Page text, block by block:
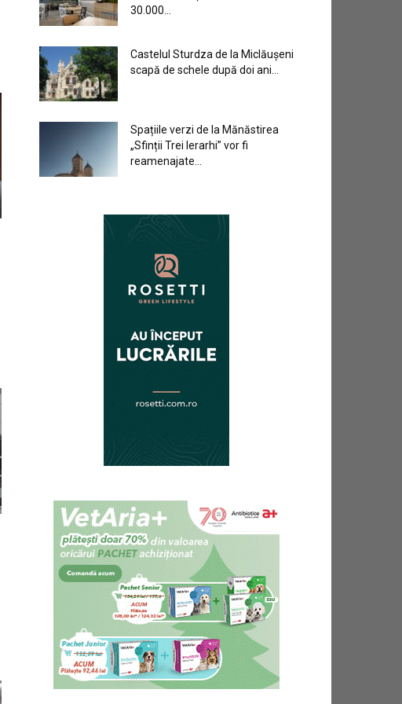
30.000...
Castelul Sturdza de la Miclăușeni
scapă de schele după doi ani...
Spațiile verzi de la Mănăstirea
„Sfinții Trei Ierarhi” vor fi
reamenajate...